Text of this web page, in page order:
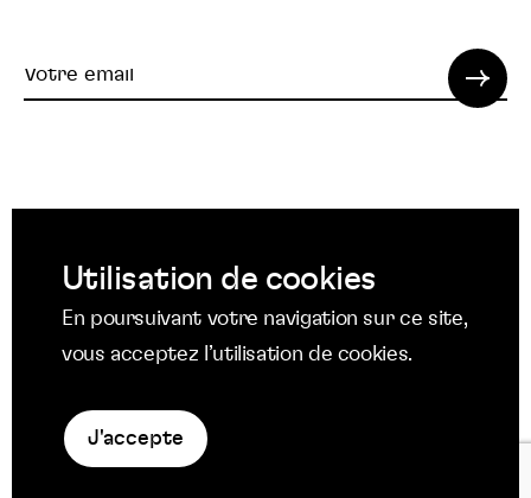
Votre
nous
sur
Suivez
nous
nous
sur
nous
sur
Mentions légales
Politique en matière de cookies
Utilisation de cookies
En poursuivant votre navigation sur ce site,
vous acceptez l’utilisation de cookies.
J'accepte